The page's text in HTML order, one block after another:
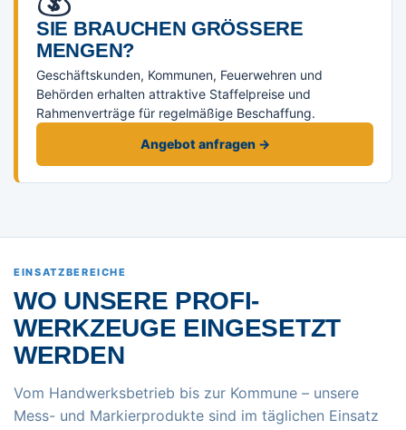
SIE BRAUCHEN GRÖSSERE M
ENGEN?
Geschäftskunden, Kommunen, Feuerwehren und
Behörden erhalten attraktive Staffelpreise und
Rahmenverträge für regelmäßige Beschaffung.
Angebot anfragen →
EINSATZBEREICHE
WO UNSERE PROFI-
WERKZEUGE EINGESETZT
WERDEN
Vom Handwerksbetrieb bis zur Kommune – unsere
Mess- und Markierprodukte sind im täglichen Einsatz